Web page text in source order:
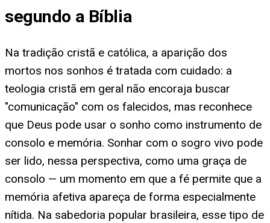
segundo a Bíblia
Na tradição cristã e católica, a aparição dos
mortos nos sonhos é tratada com cuidado: a
teologia cristã em geral não encoraja buscar
"comunicação" com os falecidos, mas reconhece
que Deus pode usar o sonho como instrumento de
consolo e memória. Sonhar com o sogro vivo pode
ser lido, nessa perspectiva, como uma graça de
consolo — um momento em que a fé permite que a
memória afetiva apareça de forma especialmente
nítida. Na sabedoria popular brasileira, esse tipo de